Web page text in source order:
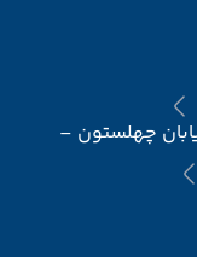
چهلستون –